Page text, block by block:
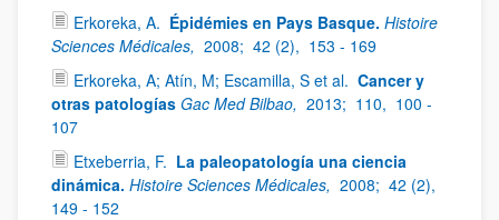
Erkoreka, A. Épidémies en Pays Basque. Histoire
Sciences Médicales, 2008; 42 (2), 153 - 169
Erkoreka, A; Atín, M; Escamilla, S et al. Cancer y
otras patologías Gac Med Bilbao, 2013; 110, 100 -
107
Etxeberria, F. La paleopatología una ciencia
dinámica. Histoire Sciences Médicales, 2008; 42 (2),
149 - 152